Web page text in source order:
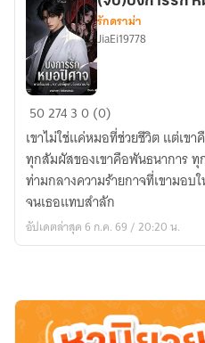
(จบ)บงการ
หมอ
ปิศาจ
รักดราม่า
JiaEi19778
5027430 (0)
เขาไม่ใช่แค่หมอที่ช่วยชีวิต แต่เข
ทุกสัมผัสของเขาคือพันธนาการ
ท่ามกลางความร้ายกาจที่เขามอบ
จนเธอแทบสำลัก
อัปเดตล่าสุด 6 ก.ค. 69 / 20:20 น.